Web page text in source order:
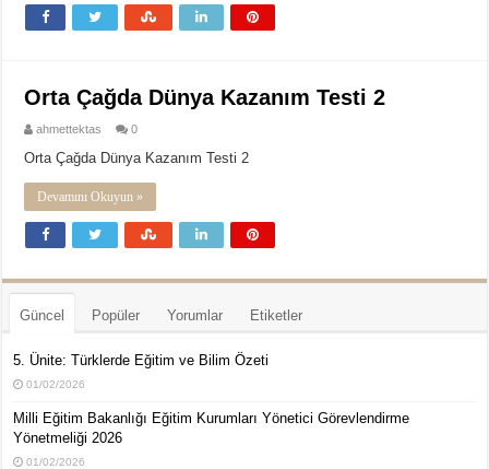
Orta Çağda Dünya Kazanım Testi 2
ahmettektas 0
Orta Çağda Dünya Kazanım Testi 2
Devamını Okuyun »
Güncel Popüler Yorumlar Etiketler
5. Ünite: Türklerde Eğitim ve Bilim Özeti
01/02/2026
Milli Eğitim Bakanlığı Eğitim Kurumları Yönetici Görevlendirme
Yönetmeliği 2026
01/02/2026